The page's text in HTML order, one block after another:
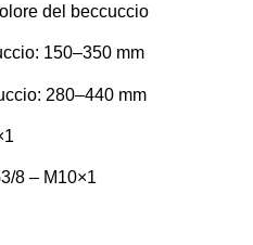
del beccuccio
150–350 mm
280–440 mm
8 – M10×1